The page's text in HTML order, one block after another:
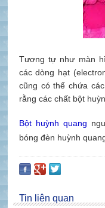
Tương tự như màn
các dòng hạt
cũng có thể chứa
rằng các chất bột
Bột huỳnh quang
bóng đèn huỳnh
Tin liên quan